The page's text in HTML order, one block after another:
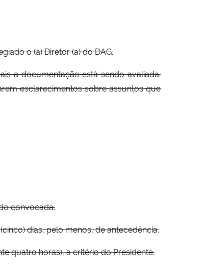
o (a) Diretor (a) do DAG.
a documentação está sendo avaliada.
esclarecimentos sobre assuntos que
convocada.
dias, pelo menos, de antecedência.
quatro horas), a critério do Presidente.